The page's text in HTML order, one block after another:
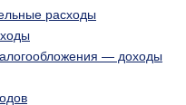
расходы
— доходы